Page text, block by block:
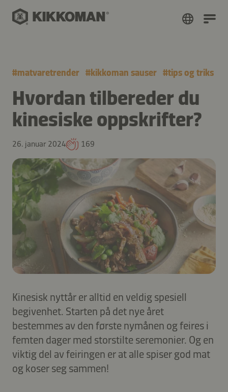
#matvaretrender #kikkoman sauser #tips og triks
Hvordan tilbereder du
kinesiske oppskrifter?
26. januar 2024 169
Kinesisk nyttår er alltid en veldig spesiell
begivenhet. Starten på det nye året
bestemmes av den første nymånen og feires i
femten dager med storstilte seremonier. Og en
viktig del av feiringen er at alle spiser god mat
og koser seg sammen!